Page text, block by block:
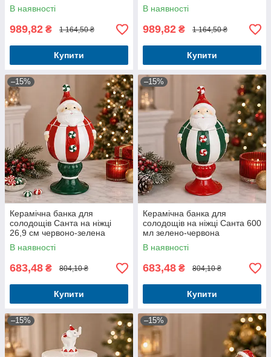
В наявності
989,82 ₴ 1 164,50 ₴
Купити
В наявності
989,82 ₴ 1 164,50 ₴
Купити
–15%
Керамічна банка для
солодощів Санта на ніжці
26,9 см червоно-зелена
В наявності
683,48 ₴ 804,10 ₴
Купити
–15%
Керамічна банка для
солодощів на ніжці Санта 600
мл зелено-червона
В наявності
683,48 ₴ 804,10 ₴
Купити
–15% –15%